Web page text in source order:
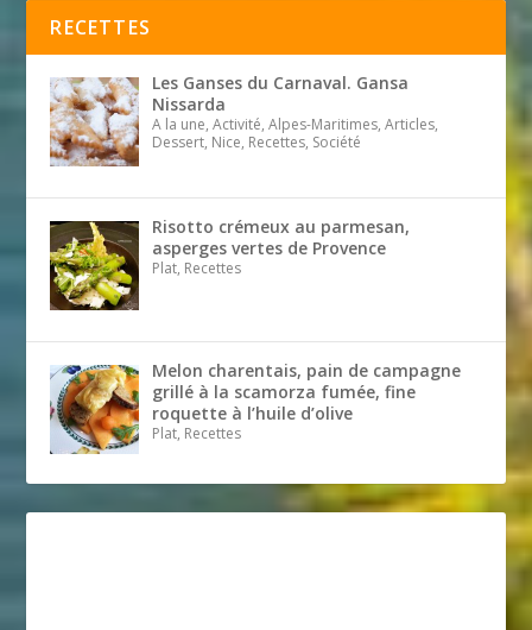
RECETTES
Les Ganses du Carnaval. Gansa
Nissarda
A la une, Activité, Alpes-Maritimes, Articles,
Dessert, Nice, Recettes, Société
Risotto crémeux au parmesan,
asperges vertes de Provence
Plat, Recettes
Melon charentais, pain de campagne
grillé à la scamorza fumée, fine
roquette à l’huile d’olive
Plat, Recettes